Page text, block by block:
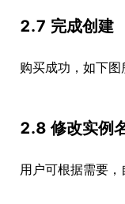
2.7 完成创建
购买成功，如下图
2.8 修改实例
用户可根据需要，